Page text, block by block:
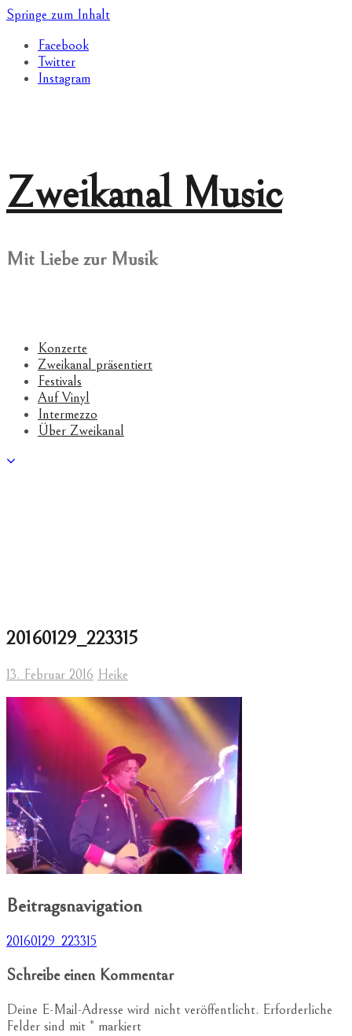
Springe zum Inhalt
Facebook
Twitter
Instagram
Zweikanal Music
Mit Liebe zur Musik
Konzerte
Zweikanal präsentiert
Festivals
Auf Vinyl
Intermezzo
Über Zweikanal
20160129_223315
13. Februar 2016 Heike
Beitragsnavigation
20160129_223315
Schreibe einen Kommentar
Deine E-Mail-Adresse wird nicht veröffentlicht. Erforderliche
Felder sind mit * markiert